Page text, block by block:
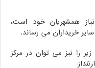
همشهریان خود است،
خریداران می رساند.
را نیز می توان در مرکز